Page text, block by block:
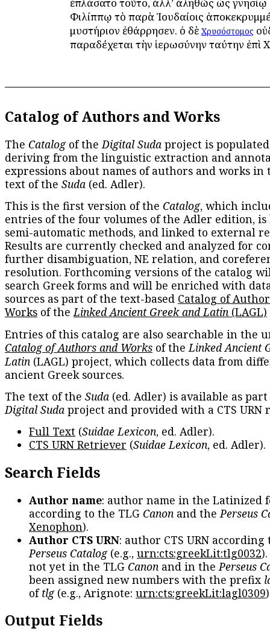
Φιλίππῳ τὸ παρὰ Ἰουδαίοις
μυστήριον ἐθάρρησεν. ὁ δὲ Χρυσόστομος
παραδέχεται τὴν ἱερωσύνην ταύτην ἐπὶ
Catalog of Authors and Works
The Catalogof theDigital Suda project is
deriving from the linguistic extraction and
expressions about names of authors and works in
text of the Suda (ed. Adler).
This is the first version of the Catalog, which
entries of the four volumes of the Adler edition, is
semi-automatic methods, and linked to external
Results are currently checked and analyzed for
further disambiguation, NE relation, and
resolution. Forthcoming versions of the catalog
search Greek forms and will be enriched with
sources as part of the text-based Catalog of
Works of theLinked Ancient Greek and Latin (LAGL)
Entries of this catalog are also searchable in the
Catalog of Authors and Works of theLinked Ancient
Latin (LAGL) project, which collects data from
ancient Greek sources.
The text of the Suda (ed. Adler) is available as
Digital Suda project and provided with a CTS URN
Full Text (Suidae Lexicon, ed. Adler).
CTS URN Retriever (Suidae Lexicon, ed. Adler).
Search Fields
Author name: author name in the Latinized
according to the TLG Canon and thePerseus
Xenophon).
Author CTS URN: author CTS URN according
Perseus Catalog(e.g., urn:cts:greekLit:tlg0032
not yet in the TLG Canon and in thePerseus
been assigned new numbers with the prefix
oftlg(e.g., Arignote: urn:cts:greekLit:lagl0309
Output Fields